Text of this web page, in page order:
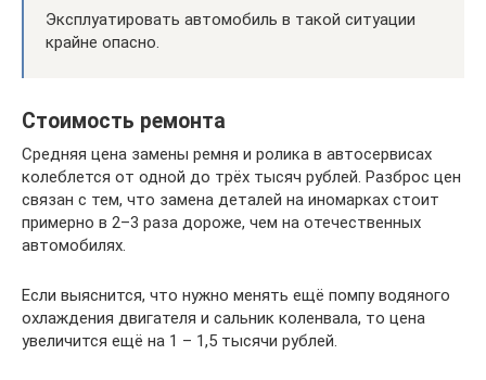
Эксплуатировать автомобиль в такой ситуации
крайне опасно.
Стоимость ремонта
Средняя цена замены ремня и ролика в автосервисах
колеблется от одной до трёх тысяч рублей. Разброс цен
связан с тем, что замена деталей на иномарках стоит
примерно в 2–3 раза дороже, чем на отечественных
автомобилях.
Если выяснится, что нужно менять ещё помпу водяного
охлаждения двигателя и сальник коленвала, то цена
увеличится ещё на 1 – 1,5 тысячи рублей.